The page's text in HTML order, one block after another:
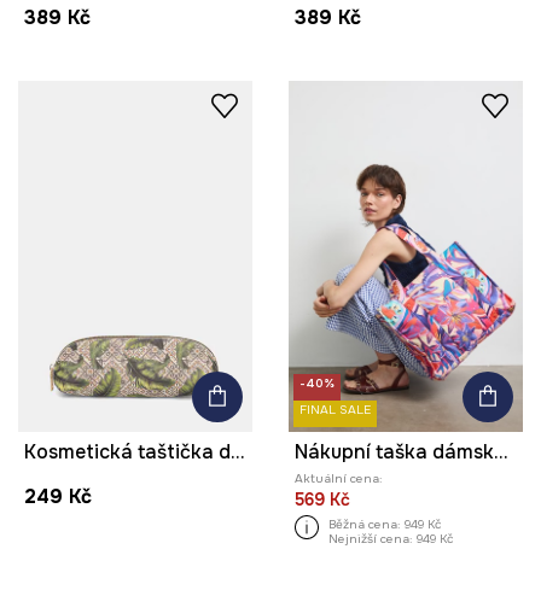
389 Kč
389 Kč
Kosmetická taštička dámská z imitace kůže rostlinná
249 Kč
-40%
FINAL SALE
Nákupní taška dámská květinová
Aktuální cena:
569 Kč
Běžná cena: 949 Kč
Nejnižší cena: 949 Kč